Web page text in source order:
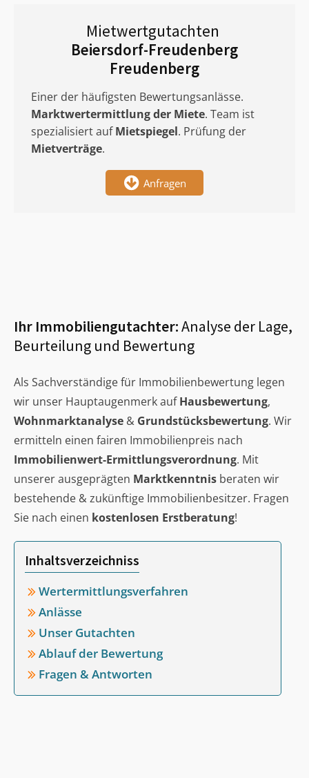
Mietwertgutachten
Beiersdorf-Freudenberg
Freudenberg
Einer der häufigsten Bewertungsanlässe.
Marktwertermittlungder Miete. Team ist
spezialisiert aufMietspiegel. Prüfung der
Mietverträge.
Anfragen
Ihr Immobiliengutachter:Analyse der Lage,
Beurteilung und Bewertung
Als Sachverständige für Immobilienbewertung legen
wir unser Hauptaugenmerk aufHausbewertung,
Wohnmarktanalyse & Grundstücksbewertung. Wir
ermitteln einen fairen Immobilienpreis nach
Immobilienwert-Ermittlungsverordnung. Mit
unserer ausgeprägten Marktkenntnis beraten wir
bestehende & zukünftige Immobilienbesitzer. Fragen
Sie nach einen kostenlosen Erstberatung!
Inhaltsverzeichniss
Wertermittlungsverfahren
Anlässe
Unser Gutachten
Ablauf der Bewertung
Fragen & Antworten